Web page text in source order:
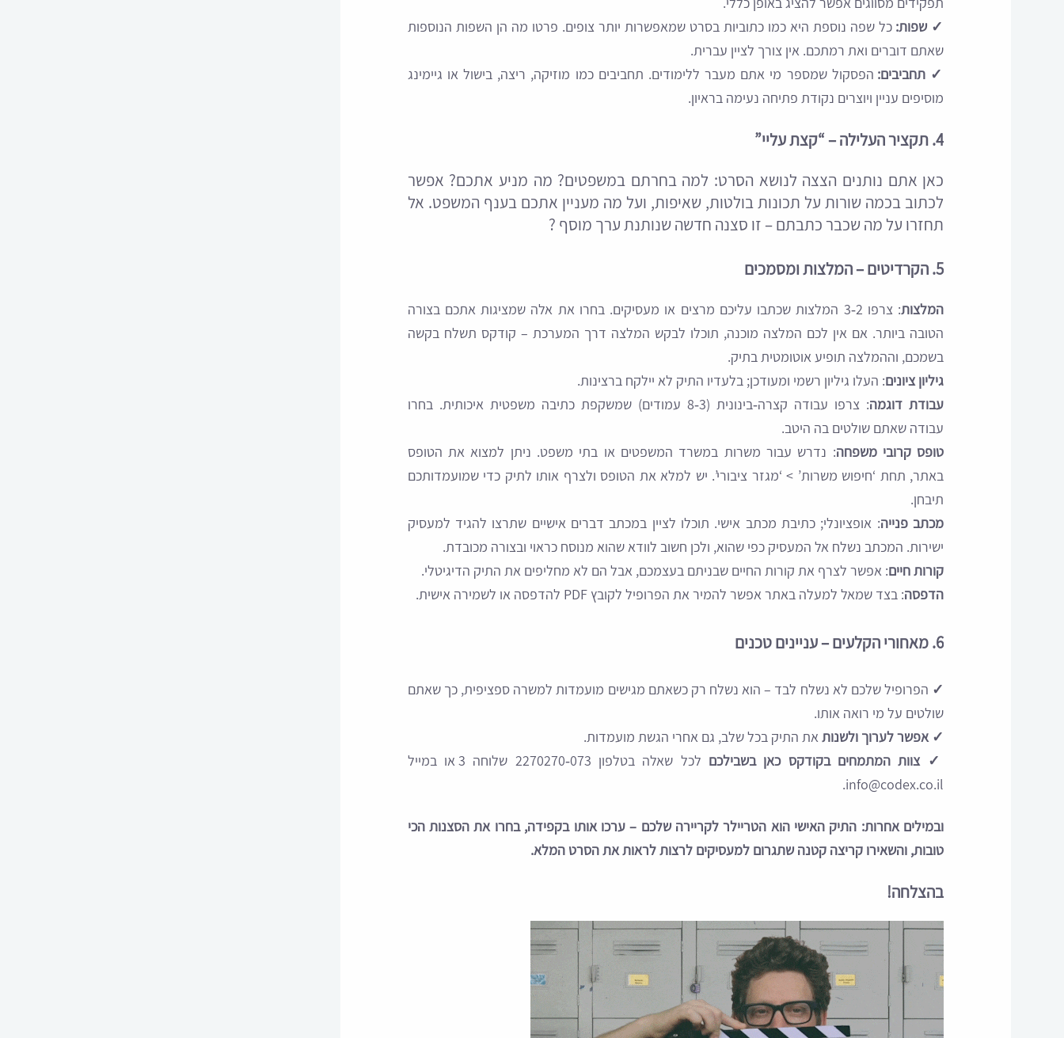
✓ שפות: כל שפה נוספת היא כמו כתוביות בסרט שמאפשרות יותר צופים. פרטו מה הן השפות הנוספות
שאתם דוברים ואת רמתכם. אין צורך לציין עברית.
✓תחביבים: הפסקול שמספר מי אתם מעבר ללימודים. תחביבים כמו מוזיקה, ריצה, בישול או גיימינג
מוסיפים עניין ויוצרים נקודת פתיחה נעימה בראיון.
4. תקציר העלילה – “קצת עליי”
כאן אתם נותנים הצצה לנושא הסרט: למה בחרתם במשפטים? מה מניע אתכם? אפשר
לכתוב בכמה שורות על תכונות בולטות, שאיפות, ועל מה מעניין אתכם בענף המשפט. אל
תחזרו על מה שכבר כתבתם – זו סצנה חדשה שנותנת ערך מוסף ?
5. הקרדיטים – המלצות ומסמכים
המלצות
: צרפו 2‑3 המלצות שכתבו עליכם מרצים או מעסיקים. בחרו את אלה שמציגות אתכם בצורה
הטובה ביותר. אם אין לכם המלצה מוכנה, תוכלו לבקש המלצה דרך המערכת – קודקס תשלח בקשה
בשמכם, וההמלצה תופיע אוטומטית בתיק.
גיליון ציונים: העלו גיליון רשמי ומעודכן; בלעדיו התיק לא יילקח ברצינות.
עבודת דוגמה
: צרפו עבודה קצרה‑בינונית (3‑8 עמודים) שמשקפת כתיבה משפטית איכותית. בחרו
עבודה שאתם שולטים בה היטב.
טופס קרובי משפחה: נדרש עבור משרות במשרד המשפטים או בתי משפט. ניתן למצוא את הטופס
באתר, תחת ‘חיפוש משרות’ > ‘מגזר ציבורי’. יש למלא את הטופס ולצרף אותו לתיק כדי שמועמדותכם
תיבחן.
מכתב פנייה: אופציונלי; כתיבת מכתב אישי. תוכלו לציין במכתב דברים אישיים שתרצו להגיד למעסיק
ישירות. המכתב נשלח אל המעסיק כפי שהוא, ולכן חשוב לוודא שהוא מנוסח כראוי ובצורה מכובדת.
קורות חיים: אפשר לצרף את קורות החיים שבניתם בעצמכם, אבל הם לא מחליפים את התיק הדיגיטלי.
הדפסה: בצד שמאל למעלה באתר אפשר להמיר את הפרופיל לקובץ PDF להדפסה או לשמירה אישית.
6. מאחורי הקלעים – עניינים טכנים
✓ הפרופיל שלכם לא נשלח לבד – הוא נשלח רק כשאתם מגישים מועמדות למשרה ספציפית, כך שאתם
שולטים על מי רואה אותו.
✓אפשר לערוך ולשנותאת התיק בכל שלב, גם אחרי הגשת מועמדות.
✓צוות המתמחים בקודקס כאן בשבילכם
לכל שאלה בטלפון 073‑2270270 שלוחה 3 או במייל
info@codex.co.il.
ובמילים אחרות: התיק האישי הוא הטריילר לקריירה שלכם – ערכו אותו בקפידה, בחרו את הסצנות הכי
טובות, והשאירו קריצה קטנה שתגרום למעסיקים לרצות לראות את הסרט המלא.
בהצלחה!